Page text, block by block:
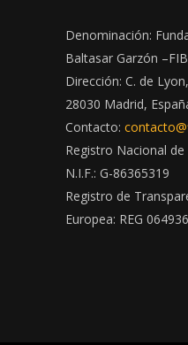
Denominación:
Baltasar Garzón
Dirección: C. de
28030 Madrid,
Contacto:
Registro Nacional
N.I.F.: G-86365319
Registro de
Europea: REG